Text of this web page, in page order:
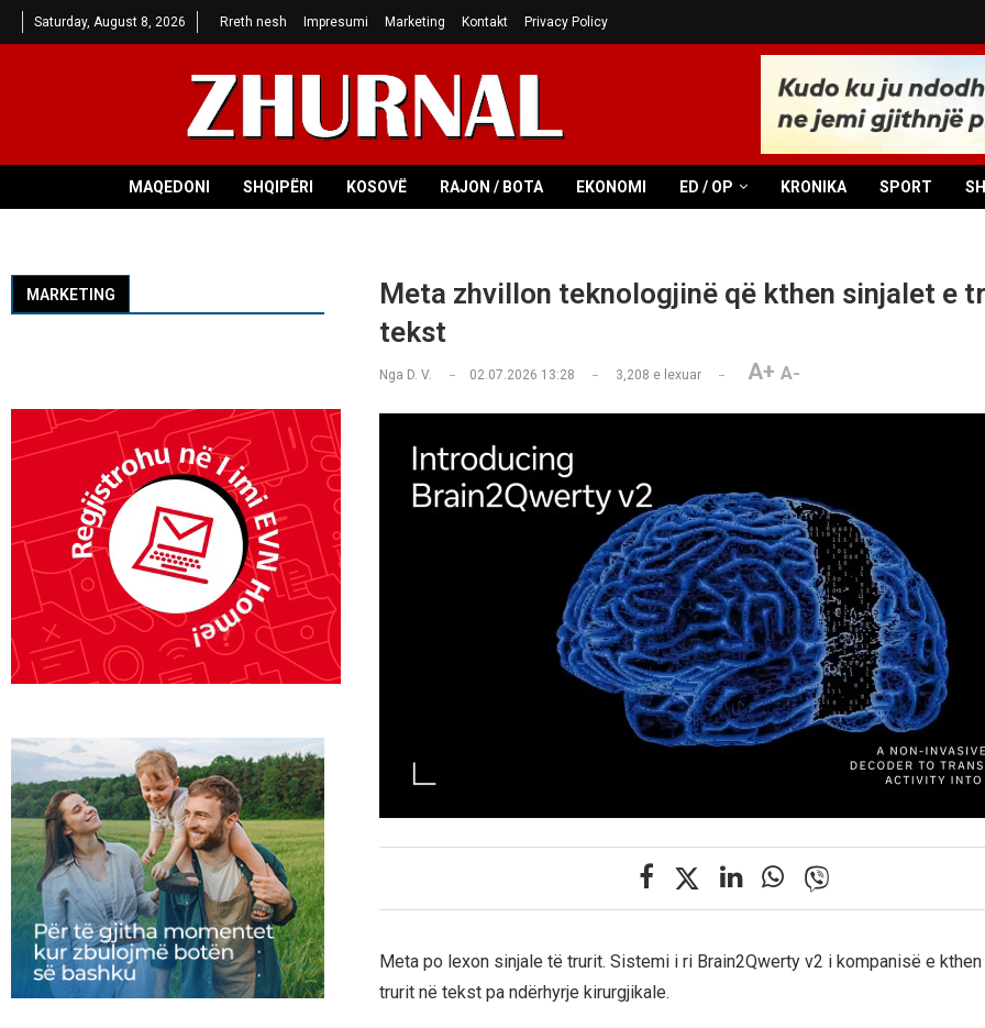
Saturday, August 8, 2026 Rreth nesh Impresumi Marketing Kontakt Privacy Policy
MAQEDONI SHQIPËRI KOSOVË RAJON / BOTA EKONOMI ED / OP KRONIKA SPORT
Meta zhvillon teknologjinë që kthen sinjalet e
tekst
Nga D. V. 02.07.2026 13:28 3,208 e lexuar A+ A-
Meta po lexon sinjale të trurit. Sistemi i ri Brain2Qwerty v2 i kompanisë e
trurit në tekst pa ndërhyrje kirurgjikale.
MARKETING